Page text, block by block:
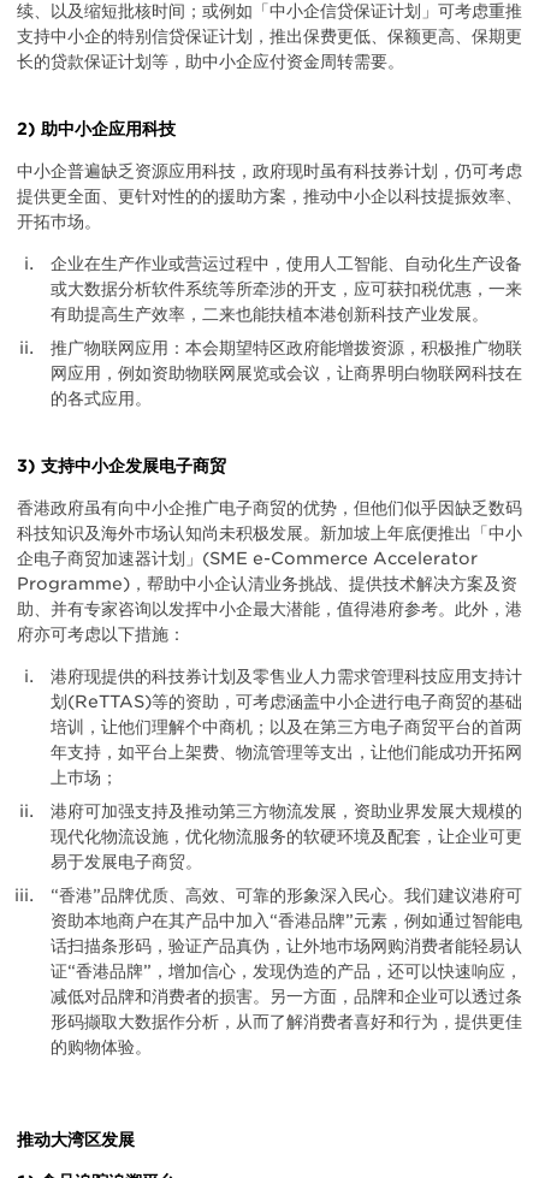
续、以及缩短批核时间；或例如「中小企信贷保证计划」可考虑重推
支持中小企的特别信贷保证计划，推出保费更低、保额更高、保期更
长的贷款保证计划等，助中小企应付资金周转需要。
2) 助中小企应用科技
中小企普遍缺乏资源应用科技，政府现时虽有科技券计划，仍可考虑
提供更全面、更针对性的的援助方案，推动中小企以科技提振效率、
开拓巿场。
企业在生产作业或营运过程中，使用人工智能、自动化生产设备
或大数据分析软件系统等所牵涉的开支，应可获扣税优惠，一来
有助提高生产效率，二来也能扶植本港创新科技产业发展。
推广物联网应用：本会期望特区政府能增拨资源，积极推广物联
网应用，例如资助物联网展览或会议，让商界明白物联网科技在
的各式应用。
3) 支持中小企发展电子商贸
香港政府虽有向中小企推广电子商贸的优势，但他们似乎因缺乏数码
科技知识及海外巿场认知尚未积极发展。新加坡上年底便推出「中小
企电子商贸加速器计划」(SME e-Commerce Accelerator
Programme)，帮助中小企认清业务挑战、提供技术解决方案及资
助、并有专家咨询以发挥中小企最大潜能，值得港府参考。此外，港
府亦可考虑以下措施：
港府现提供的科技券计划及零售业人力需求管理科技应用支持计
划(ReTTAS)等的资助，可考虑涵盖中小企进行电子商贸的基础
培训，让他们理解个中商机；以及在第三方电子商贸平台的首两
年支持，如平台上架费、物流管理等支出，让他们能成功开拓网
上巿场；
港府可加强支持及推动第三方物流发展，资助业界发展大规模的
现代化物流设施，优化物流服务的软硬环境及配套，让企业可更
易于发展电子商贸。
“香港”品牌优质、高效、可靠的形象深入民心。我们建议港府可
资助本地商户在其产品中加入“香港品牌”元素，例如通过智能电
话扫描条形码，验证产品真伪，让外地巿场网购消费者能轻易认
证“香港品牌”，增加信心，发现伪造的产品，还可以快速响应，
减低对品牌和消费者的损害。另一方面，品牌和企业可以透过条
形码撷取大数据作分析，从而了解消费者喜好和行为，提供更佳
的购物体验。
推动大湾区发展